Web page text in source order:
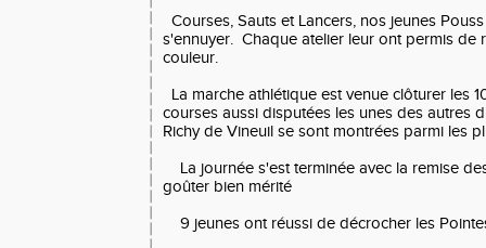
Courses, Sauts et Lancers, nos jeunes
s'ennuyer. Chaque atelier leur ont permis de
couleur.
La marche athlétique est venue clôturer les
courses aussi disputées les unes des autres
Richy de Vineuil se sont montrées parmi les
La journée s'est terminée avec la remise
goûter bien mérité
9 jeunes ont réussi de décrocher les